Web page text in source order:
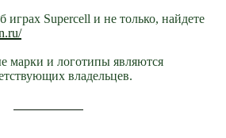
Supercell и не только, найдете
марки и логотипы являются
владельцев.